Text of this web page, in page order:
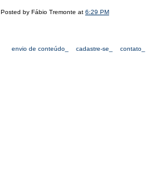
Posted by Fábio Tremonte at 6:29 PM
envio de conteúdo_ cadastre-se_ contato_